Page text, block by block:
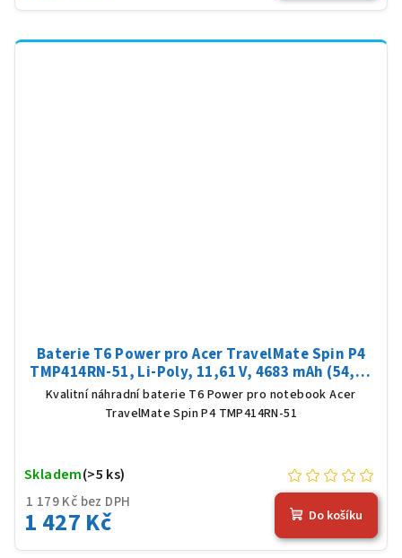
Baterie T6 Power pro Acer TravelMate Spin P4
TMP414RN-51, Li-Poly, 11,61 V, 4683 mAh (54,36
Wh), černá
Kvalitní náhradní baterie T6 Power pro notebook Acer
TravelMate Spin P4 TMP414RN-51
1 179 Kč bez DPH
1 427 Kč
Skladem(>5 ks)
Do košíku